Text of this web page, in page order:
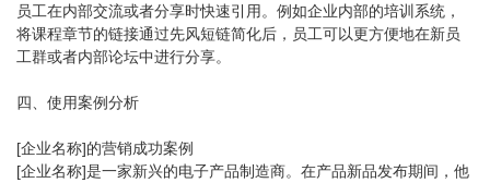
员工在内部交流或者分享时快速引用。例如企业内部的培训系统，
将课程章节的链接通过先风短链简化后，员工可以更方便地在新员
工群或者内部论坛中进行分享。
四、使用案例分析
[企业名称]的营销成功案例
[企业名称]是一家新兴的电子产品制造商。在产品新品发布期间，他